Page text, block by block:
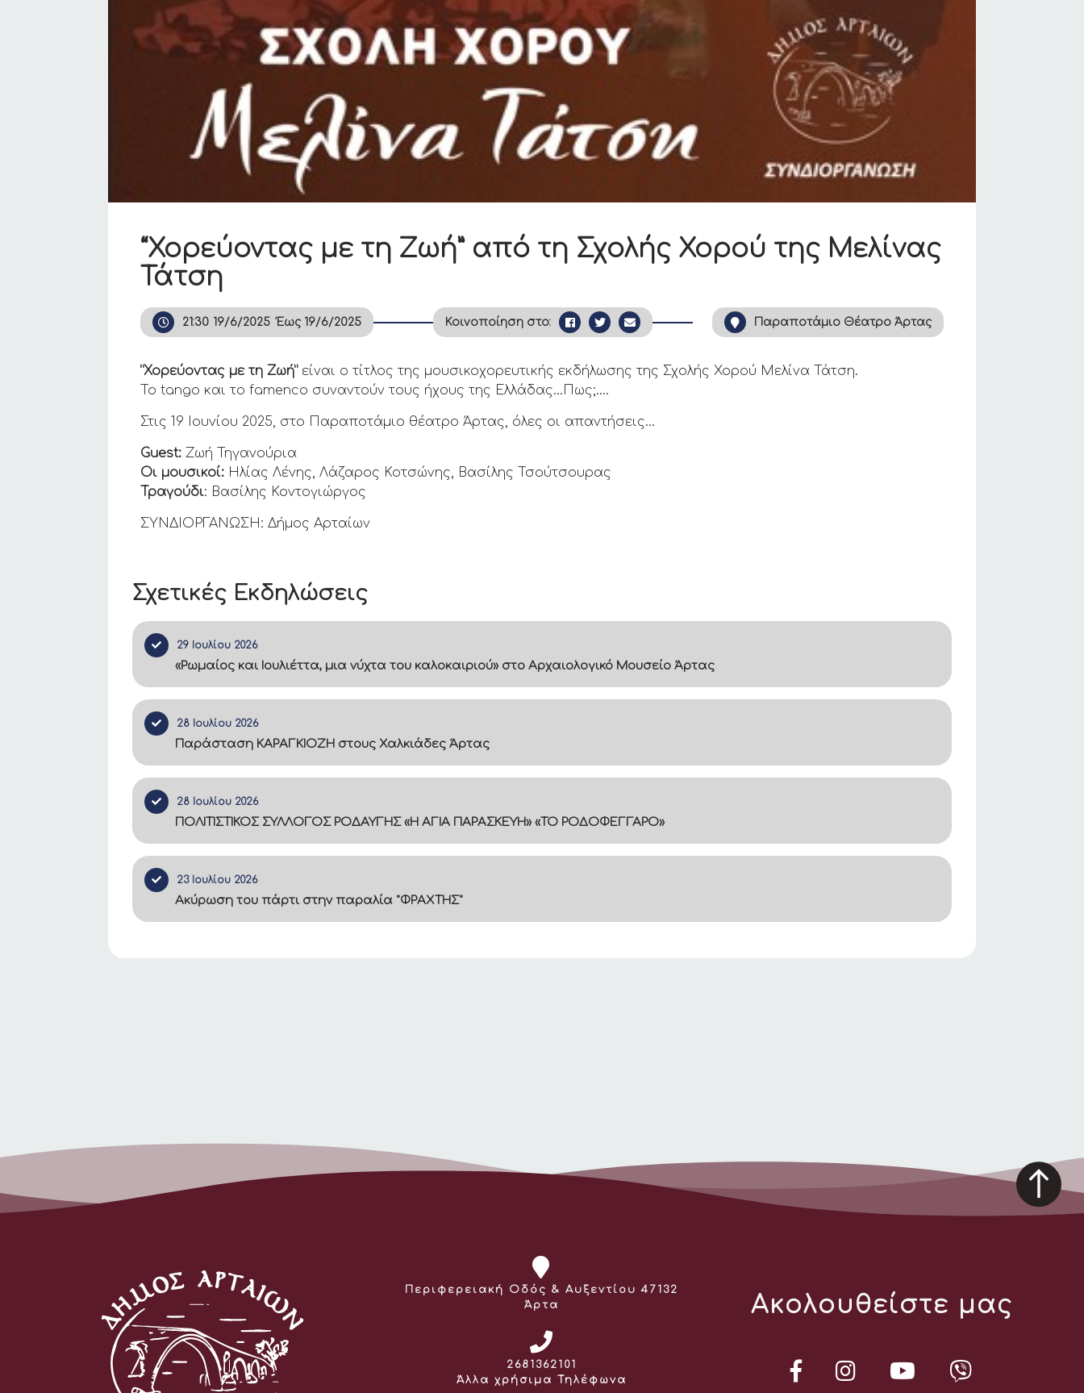
Σχετικές Εκδηλώσεις
29 Ιουλίου 2026
«Ρωμαίος και Ιουλιέττα, μια νύχτα του καλοκαιριού» στο Αρχαιολογικό Μουσείο Άρτας
28 Ιουλίου 2026
Παράσταση ΚΑΡΑΓΚΙΟΖΗ στους Χαλκιάδες Άρτας
28 Ιουλίου 2026
ΠΟΛΙΤΙΣΤΙΚΟΣ ΣΥΛΛΟΓΟΣ ΡΟΔΑΥΓΗΣ «Η ΑΓΙΑ ΠΑΡΑΣΚΕΥΗ» «ΤΟ ΡΟΔΟΦΕΓΓΑΡΟ»
23 Ιουλίου 2026
Ακύρωση του πάρτι στην παραλία "ΦΡΑΧΤΗΣ"
“Χορεύοντας με τη Ζωή” από τη Σχολής Χορού της Μελίνας
Τάτση
21:30 19/6/2025Έως 19/6/2025 Κοινοποίηση στο: Παραποτάμιο Θέατρο Άρτας
“Χορεύοντας με τη Ζωή”είναι ο τίτλος της μουσικοχορευτικής εκδήλωσης της Σχολής Χορού Μελίνα Τάτση.
Το tango και το famenco συναντούν τους ήχους της Ελλάδας…Πως;….
Στις 19 Ιουνίου 2025, στο Παραποτάμιο θέατρο Άρτας, όλες οι απαντήσεις…
Guest: Ζωή Τηγανούρια
Οι μουσικοί: Ηλίας Λένης, Λάζαρος Κοτσώνης, Βασίλης Τσούτσουρας
Τραγούδι: Βασίλης Κοντογιώργος
ΣΥΝΔΙΟΡΓΑΝΩΣΗ: Δήμος Αρταίων
Διεύθυνση:
Περιφερειακή Οδός & Αυξεντίου 47132
Άρτα
Τηλέφωνο:
2681362101
Άλλα χρήσιμα Τηλέφωνα
Ακολουθείστε μας